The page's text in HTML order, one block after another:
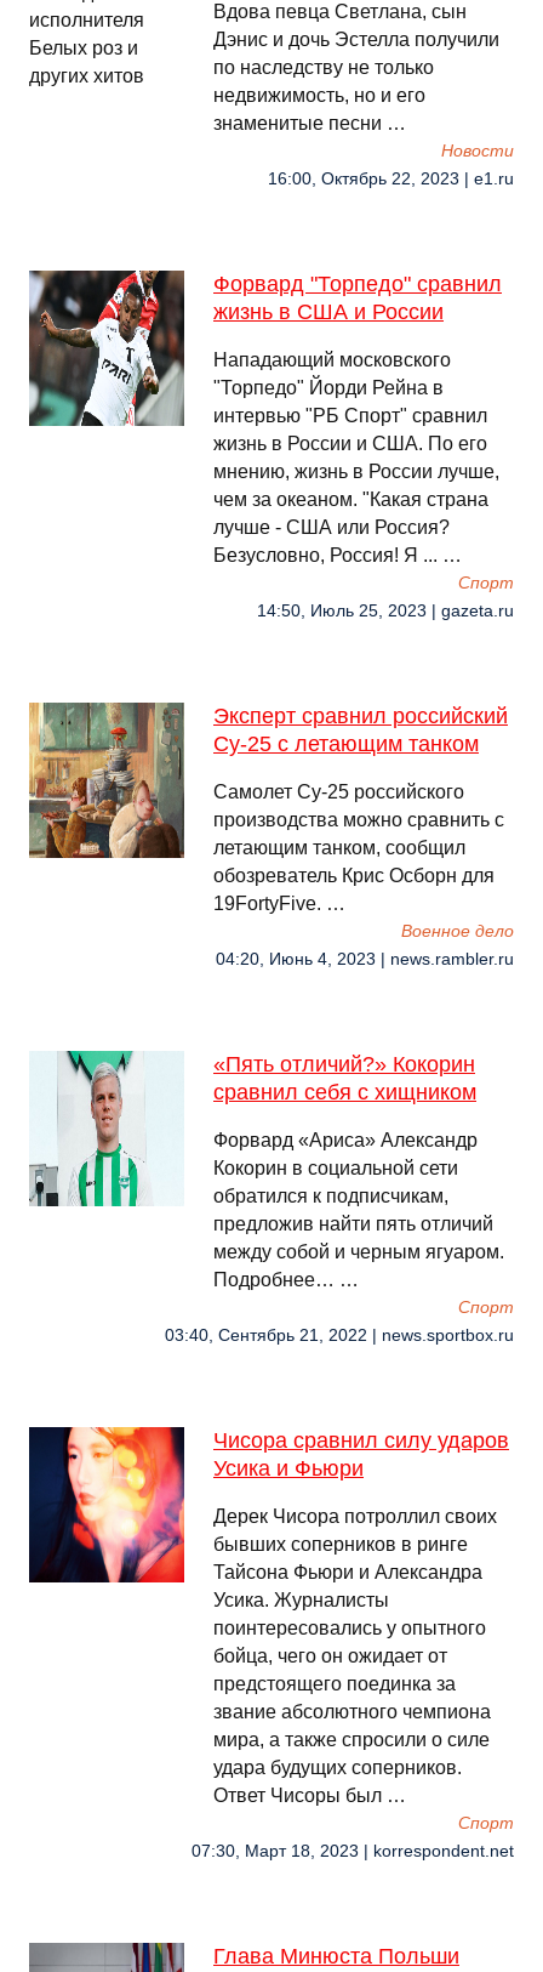
Вдова певца Светлана, сын
Дэнис и дочь Эстелла получили
по наследству не только
недвижимость, но и его
знаменитые песни …
Новости
16:00, Октябрь 22, 2023 | e1.ru
Форвард "Торпедо" сравнил
жизнь в США и России
Нападающий московского
"Торпедо" Йорди Рейна в
интервью "РБ Спорт" сравнил
жизнь в России и США. По его
мнению, жизнь в России лучше,
чем за океаном. "Какая страна
лучше - США или Россия?
Безусловно, Россия! Я ... …
Спорт
14:50, Июль 25, 2023 | gazeta.ru
Эксперт сравнил российский
Су-25 с летающим танком
Самолет Су-25 российского
производства можно сравнить с
летающим танком, сообщил
обозреватель Крис Осборн для
19FortyFive. …
Военное дело
04:20, Июнь 4, 2023 | news.rambler.ru
«Пять отличий?» Кокорин
сравнил себя с хищником
Форвард «Ариса» Александр
Кокорин в социальной сети
обратился к подписчикам,
предложив найти пять отличий
между собой и черным ягуаром.
Подробнее… …
Спорт
03:40, Сентябрь 21, 2022 | news.sportbox.ru
Чисора сравнил силу ударов
Усика и Фьюри
Дерек Чисора потроллил своих
бывших соперников в ринге
Тайсона Фьюри и Александра
Усика. Журналисты
поинтересовались у опытного
бойца, чего он ожидает от
предстоящего поединка за
звание абсолютного чемпиона
мира, а также спросили о силе
удара будущих соперников.
Ответ Чисоры был …
Спорт
07:30, Март 18, 2023 | korrespondent.net
Глава Минюста Польши